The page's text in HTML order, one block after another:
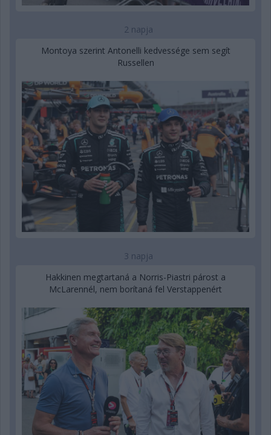
2 napja
Montoya szerint Antonelli kedvessége sem segít
Russellen
3 napja
Hakkinen megtartaná a Norris-Piastri párost a
McLarennél, nem borítaná fel Verstappenért